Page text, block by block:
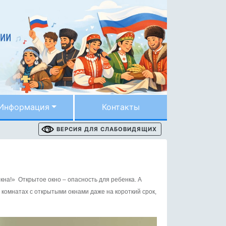
Контакты
ВЕРСИЯ ДЛЯ СЛАБОВИДЯЩИХ
Открытое окно – опасность для ребенка. А
с открытыми окнами даже на короткий срок,